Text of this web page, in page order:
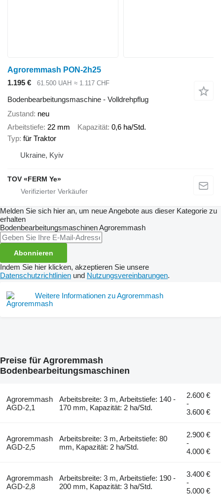
Agroremmash PON-2h25
1.195 €
61.500 UAH ≈ 1.117 CHF
Bodenbearbeitungsmaschine - Volldrehpflug
Zustand
neu
Arbeitstiefe 22 mm Kapazität 0,6 ha/Std.
Typ für Traktor
Ukraine, Kyiv
TOV «FERM Ye»
Melden Sie sich hier an, um neue Angebote aus dieser Kategorie zu
erhalten
BodenbearbeitungsmaschinenAgroremmash
Abonnieren
Indem Sie hier klicken, akzeptieren Sie unsere
Datenschutzrichtlinien und Nutzungsvereinbarungen.
Weitere Informationen zu Agroremmash
Preise für Agroremmash
Bodenbearbeitungsmaschinen
Agroremmash
AGD-2,1
Arbeitsbreite: 3 m, Arbeitstiefe: 140 -
170 mm, Kapazität: 2 ha/Std.
2.600 €
-
3.600 €
Agroremmash
AGD-2,5
Arbeitsbreite: 3 m, Arbeitstiefe: 80
mm, Kapazität: 2 ha/Std.
2.900 €
-
4.000 €
Agroremmash
AGD-2,8
Arbeitsbreite: 3 m, Arbeitstiefe: 190 -
200 mm, Kapazität: 3 ha/Std.
3.400 €
-
5.000 €